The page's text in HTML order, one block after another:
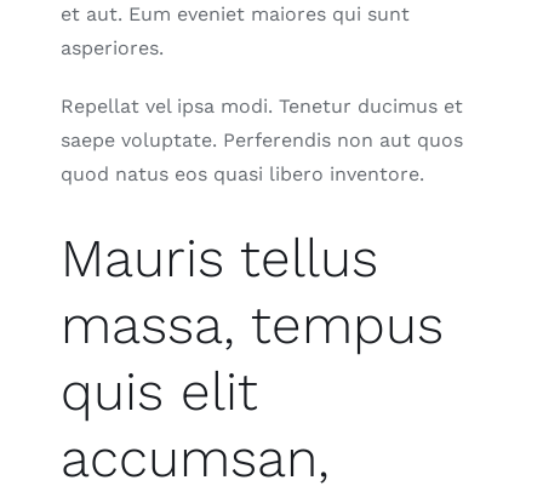
et aut. Eum eveniet maiores qui sunt
asperiores.
Repellat vel ipsa modi. Tenetur ducimus et
saepe voluptate. Perferendis non aut quos
quod natus eos quasi libero inventore.
Mauris tellus
massa, tempus
quis elit
accumsan,